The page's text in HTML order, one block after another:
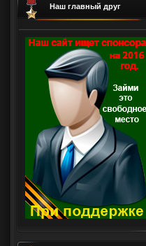
Наш главный друг